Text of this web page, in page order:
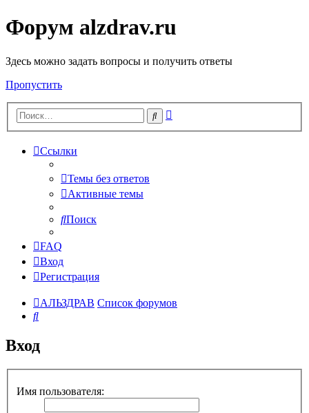
Форум alzdrav.ru
Здесь можно задать вопросы и получить ответы
Пропустить
Поиск
Ссылки
Темы без ответов
Активные темы
Поиск
FAQ
Вход
Регистрация
АЛЬЗДРАВ Список форумов
Поиск
Вход
Имя пользователя: